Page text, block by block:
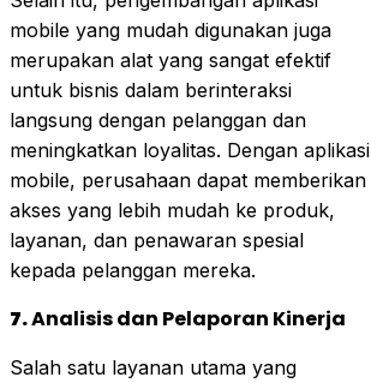
mobile yang mudah digunakan juga
merupakan alat yang sangat efektif
untuk bisnis dalam berinteraksi
langsung dengan pelanggan dan
meningkatkan loyalitas. Dengan aplikasi
mobile, perusahaan dapat memberikan
akses yang lebih mudah ke produk,
layanan, dan penawaran spesial
kepada pelanggan mereka.
7.Analisis dan Pelaporan Kinerja
Salah satu layanan utama yang